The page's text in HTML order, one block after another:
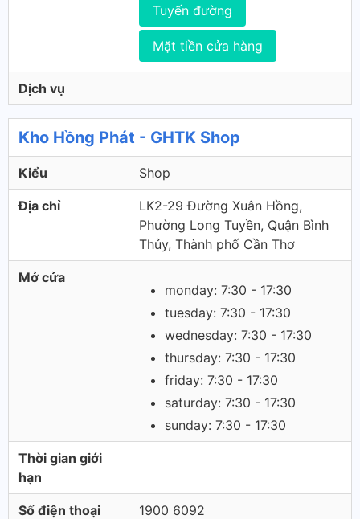
Tuyến đường
Mặt tiền cửa hàng
Dịch vụ
Kho Hồng Phát - GHTK Shop
Kiểu Shop
Địa chỉ
LK2-29 Đường Xuân Hồng,
Phường Long Tuyền, Quận Bình
Thủy, Thành phố Cần Thơ
Mở cửa
monday: 7:30 - 17:30
tuesday: 7:30 - 17:30
wednesday: 7:30 - 17:30
thursday: 7:30 - 17:30
friday: 7:30 - 17:30
saturday: 7:30 - 17:30
sunday: 7:30 - 17:30
Thời gian giới
hạn
Số điện thoại 1900 6092